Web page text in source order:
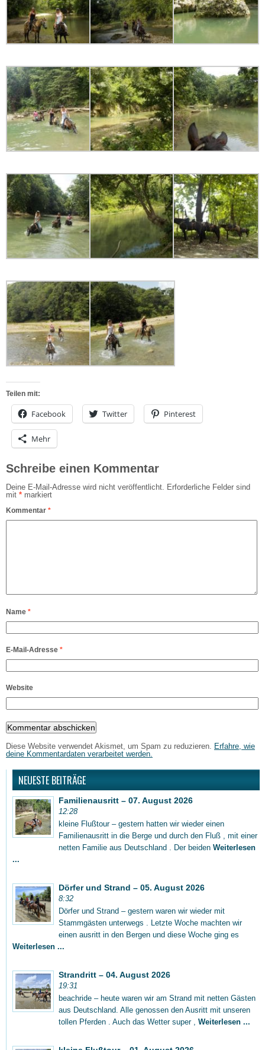
Teilen mit:
Facebook Twitter Pinterest
Mehr
Schreibe einen Kommentar
Deine E-Mail-Adresse wird nicht veröffentlicht. Erforderliche Felder sind
mit * markiert
Kommentar *
Name *
E-Mail-Adresse *
Website
Diese Website verwendet Akismet, um Spam zu reduzieren. Erfahre, wie
deine Kommentardaten verarbeitet werden.
NEUESTE BEITRÄGE
Familienausritt – 07. August 2026
12:28
kleine Flußtour – gestern hatten wir wieder einen
Familienausritt in die Berge und durch den Fluß , mit einer
netten Familie aus Deutschland . Der beiden Weiterlesen
...
Dörfer und Strand – 05. August 2026
8:32
Dörfer und Strand – gestern waren wir wieder mit
Stammgästen unterwegs . Letzte Woche machten wir
einen ausritt in den Bergen und diese Woche ging es
Weiterlesen ...
Strandritt – 04. August 2026
19:31
beachride – heute waren wir am Strand mit netten Gästen
aus Deutschland. Alle genossen den Ausritt mit unseren
tollen Pferden . Auch das Wetter super , Weiterlesen ...